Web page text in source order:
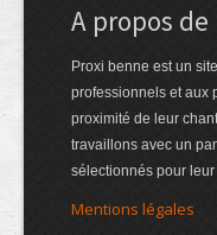
A propos
Proxi benne est un
professionnels et aux
proximité de leur
travaillons avec un
sélectionnés pour leur
Mentions légales